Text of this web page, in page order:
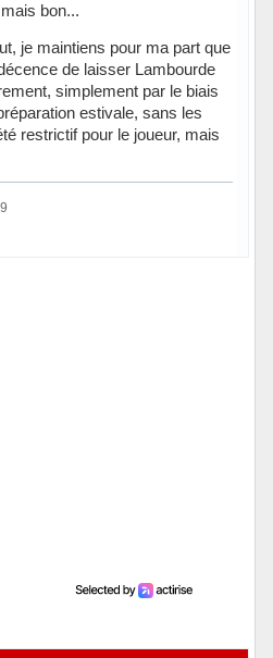
bon...
je maintiens pour ma part que
de laisser Lambourde
simplement par le biais
estivale, sans les
restrictif pour le joueur, mais